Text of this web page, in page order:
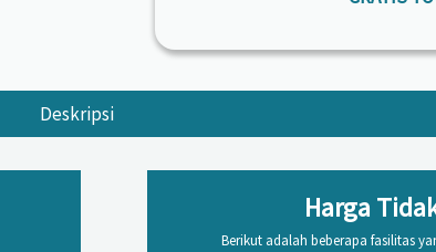
Deskripsi
Harga
Berikut adalah beberapa fasilitas